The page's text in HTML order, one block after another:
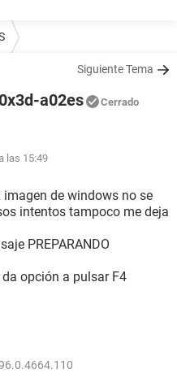
Siguiente Tema
a02es Cerrado
las 15:49
imagen de windows no se
intentos tampoco me deja
PREPARANDO
opción a pulsar F4